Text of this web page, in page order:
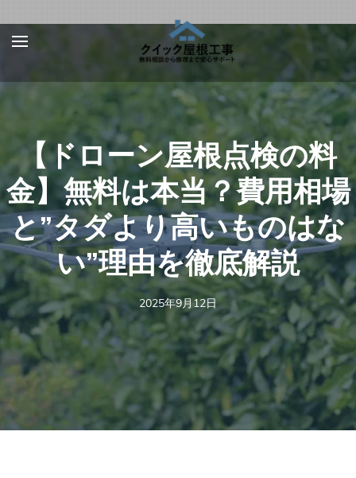
Skip
content
屋根、外壁サ
イディング、
雨漏りの修理
は【クイック
屋根工事】
【お急ぎ対応受け付
けます！】住宅やベ
ランダの屋根、外壁
サイディング、雨
樋、雨漏りの修理を
行う地元の優良工事
業者を完全無料でご
紹介！あらゆる屋根
材（瓦、スレート、
板金、トタン、コロ
ニアル、ガルバリウ
ムなど）での屋根の
修理に対応可能！適
正金額での修理・工
事だから安心！
【ドローン屋根点検の料
金】無料は本当？費用相場
と”タダより高いものはな
い”理由を徹底解説
2025年9月12日